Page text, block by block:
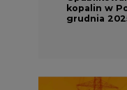
kopalin w
grudnia